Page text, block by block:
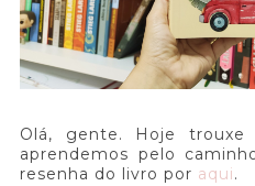
Olá, gente. Hoje trouxe
aprendemos pelo
resenha do livro por aqui.